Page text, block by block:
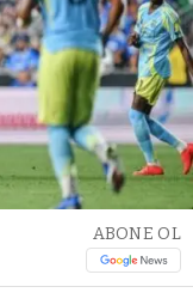
ABONE OL